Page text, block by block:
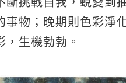
事物；晚期則色彩淨
，生機勃勃。